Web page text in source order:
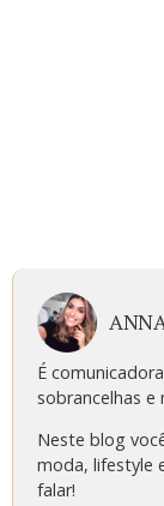
É
sobrancelhas
Neste blog
moda, lifestyle
falar!